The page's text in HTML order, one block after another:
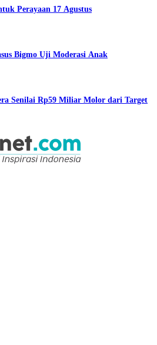
Perayaan 17 Agustus
Bigmo Uji Moderasi Anak
Senilai Rp59 Miliar Molor dari Target